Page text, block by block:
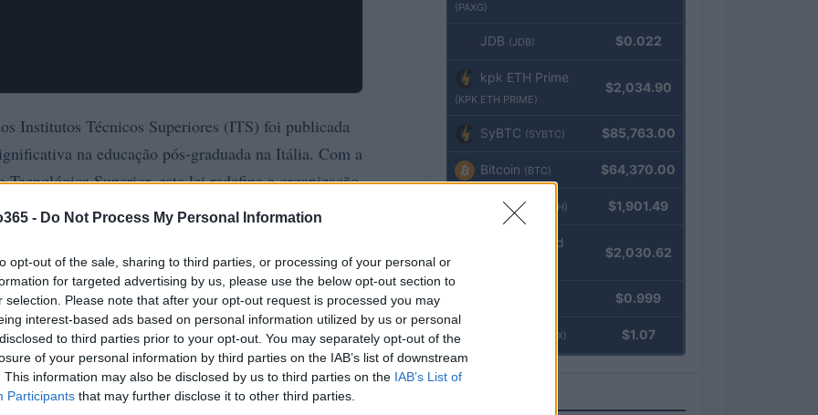
- Do Not Process My Personal Information
opt-out of the sale, sharing to third parties, or processing of your personal or
for targeted advertising by us, please use the below opt-out section to
selection. Please note that after your opt-out request is processed you may
interest-based ads based on personal information utilized by us or personal
to third parties prior to your opt-out. You may separately opt-out of the
of your personal information by third parties on the IAB’s list of downstream
This information may also be disclosed by us to third parties on the IAB’s List of
Participants that may further disclose it to other third parties.
Institutos Técnicos Superiores (ITS) foi publicada
na educação pós-graduada na Itália. Com a
Superior, esta lei redefine a organização,
conhecida como “Academia ITS”. As mudanças
2025. Neste guia, exploramos detalhadamente as
pela reforma
(PAXG)
JDB (JDB) $0.022
kpk ETH Prime
(KPK ETH PRIME)
$2,034.90
SyBTC (SYBTC) $85,763.00
Bitcoin (BTC) $64,370.00
Ethereum (ETH) $1,901.49
kpk ETH Yield
$2,030.62
$0.999
(USDEX) $1.07